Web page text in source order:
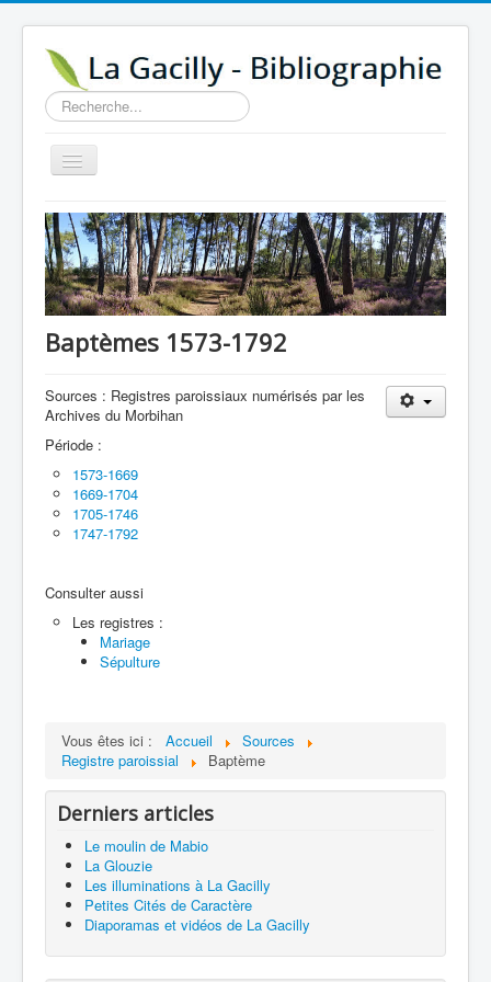
Rechercher
Basculer
la
Accueil
14e au 18e siècle
Sources
Agenda
Aide
Contactez-nous
A propos
Baptèmes 1573-1792
Sources : Registres paroissiaux numérisés par les
Archives du Morbihan
Période :
1573-1669
1669-1704
1705-1746
1747-1792
Consulter aussi
Les registres :
Mariage
Sépulture
Vous êtes ici : Accueil
Sources
Registre paroissial
Baptème
Derniers articles
Le moulin de Mabio
La Glouzie
Les illuminations à La Gacilly
Petites Cités de Caractère
Diaporamas et vidéos de La Gacilly